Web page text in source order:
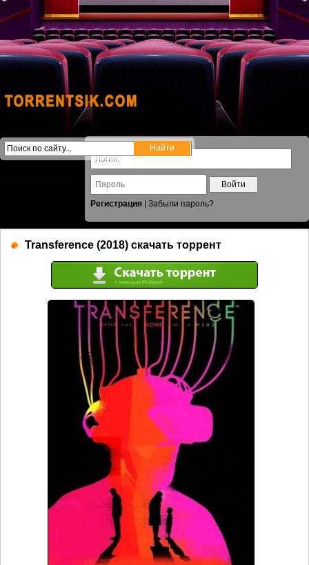
Войти
Регистрация
Забыли пароль?
Transference (2018) скачать торрент